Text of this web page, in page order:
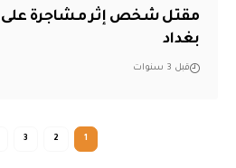
مقتل شخص إثر مشاجرة على
بغداد
قبل 3 سنوات
1
2
3